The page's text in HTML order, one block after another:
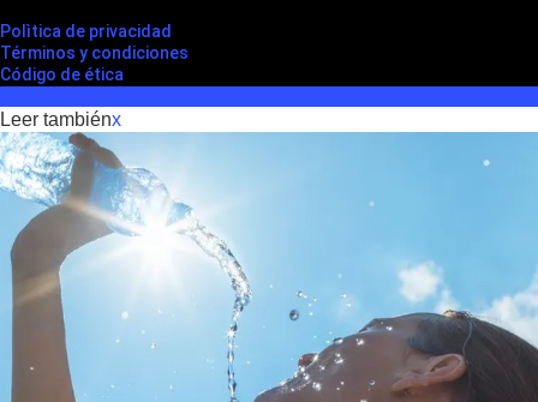
Polìtica de privacidad
Términos y condiciones
Código de ética
Leer tambiénx